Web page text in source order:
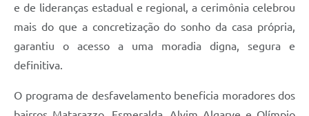
e de lideranças estadual e regional, a cerimônia celebrou
mais do que a concretização do sonho da casa própria,
garantiu o acesso a uma moradia digna, segura e
definitiva.
O programa de desfavelamento beneficia moradores dos